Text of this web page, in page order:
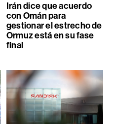
Irán dice que acuerdo
con Omán para
gestionar el estrecho de
Ormuz está en su fase
final